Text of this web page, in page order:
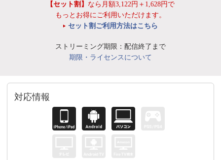
【セット割】 なら月額3,122円＋1,628円で
もっとお得にご利用いただけます。
セット割ご利用方法はこちら
ストリーミング期限：配信終了まで
期限・ライセンスについて
対応情報